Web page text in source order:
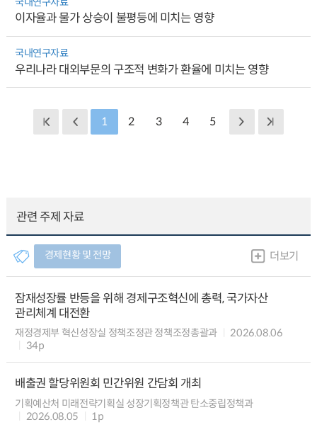
이자율과 물가 상승이 불평등에 미치는 영향
국내연구자료
우리나라 대외부문의 구조적 변화가 환율에 미치는 영향
1 2 3 4 5
관련 주제 자료
경제현황 및 전망 더보기
잠재성장률 반등을 위해 경제구조혁신에 총력, 국가자산
관리체계 대전환
재정경제부 혁신성장실 정책조정관 정책조정총괄과
2026.08.06
34p
배출권 할당위원회 민간위원 간담회 개최
기획예산처 미래전략기획실 성장기획정책관 탄소중립정책과
2026.08.05
1p